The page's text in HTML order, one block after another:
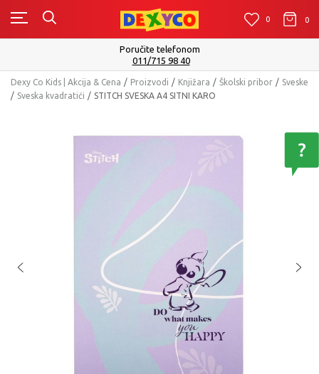
0 0 0
Poručite telefonom
011/715 98 40
Dexy Co Kids | Akcija & Cena Proizvodi Knjižara Školski pribor
Sveske
Sveska kvadratići
STITCH SVESKA A4 SITNI KARO